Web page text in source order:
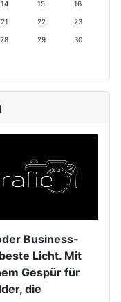
14 15 16
21 22 23
28 29 30
Business-
Licht. Mit
Gespür für
die